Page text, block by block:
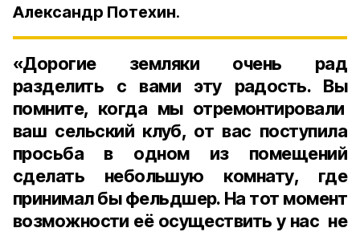
Александр Потехин.
«Дорогие земляки очень рад
разделить с вами эту радость. Вы
помните, когда мы отремонтировали
ваш сельский клуб, от вас поступила
просьба в одном из помещений
сделать небольшую комнату, где
принимал бы фельдшер. На тот момент
возможности её осуществить у нас не